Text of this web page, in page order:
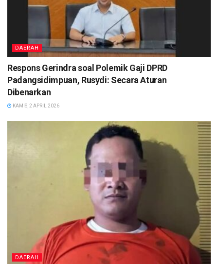
DAERAH
Respons Gerindra soal Polemik Gaji DPRD
Padangsidimpuan, Rusydi: Secara Aturan
Dibenarkan
KAMIS, 2 APRIL 2026
DAERAH